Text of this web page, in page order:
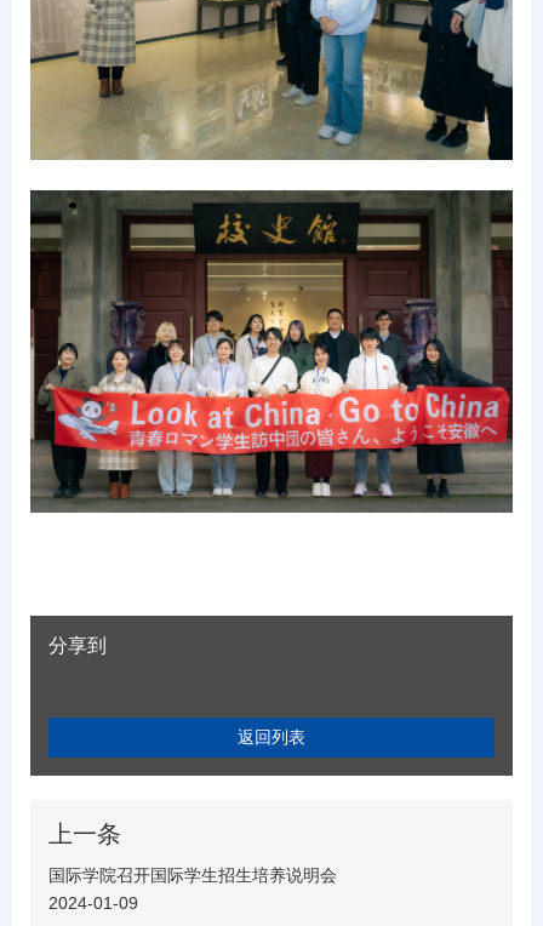
分享到
返回列表
上一条
国际学院召开国际学生招生培养说明会
2024-01-09